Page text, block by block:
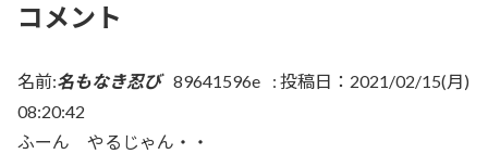
コメント
名前:名もなき忍び 89641596e : 投稿日：2021/02/15(月)
08:20:42
ふーん やるじゃん・・